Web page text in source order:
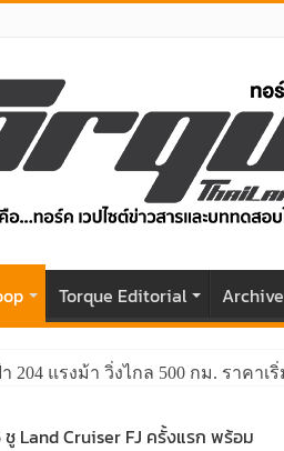
Torque Editorial
204 แรงม้า วิ่งไกล 500 กม. ราคาเ
ชู Land Cruiser FJ ครั้งแรก พร้อม